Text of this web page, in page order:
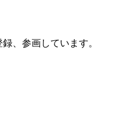
、参画しています。